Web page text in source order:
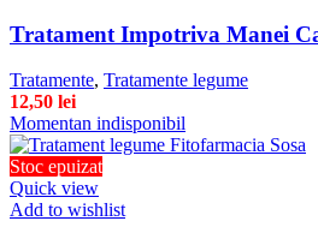
Tratament Impotriva Manei
Tratamente, Tratamente legume
12,50 lei
Momentan indisponibil
Stoc epuizat
Quick view
Add to wishlist